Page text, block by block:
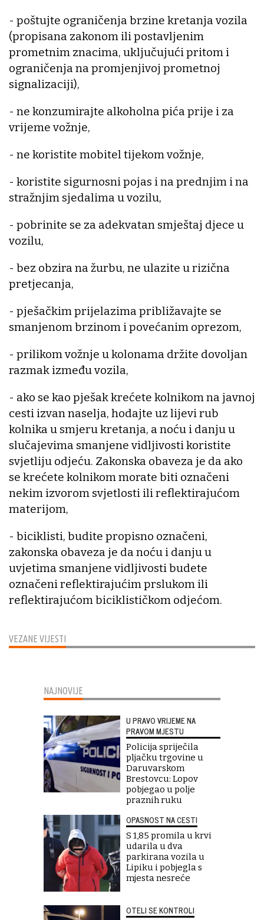
VEZANE VIJESTI
- poštujte ograničenja brzine kretanja vozila
(propisana zakonom ili postavljenim
prometnim znacima, uključujući pritom i
ograničenja na promjenjivoj prometnoj
signalizaciji),
- ne konzumirajte alkoholna pića prije i za
vrijeme vožnje,
- ne koristite mobitel tijekom vožnje,
- koristite sigurnosni pojas i na prednjim i na
stražnjim sjedalima u vozilu,
- pobrinite se za adekvatan smještaj djece u
vozilu,
- bez obzira na žurbu, ne ulazite u rizična
pretjecanja,
- pješačkim prijelazima približavajte se
smanjenom brzinom i povećanim oprezom,
- prilikom vožnje u kolonama držite dovoljan
razmak između vozila,
- ako se kao pješak krećete kolnikom na javnoj
cesti izvan naselja, hodajte uz lijevi rub
kolnika u smjeru kretanja, a noću i danju u
slučajevima smanjene vidljivosti koristite
svjetliju odjeću. Zakonska obaveza je da ako
se krećete kolnikom morate biti označeni
nekim izvorom svjetlosti ili reflektirajućom
materijom,
- biciklisti, budite propisno označeni,
zakonska obaveza je da noću i danju u
uvjetima smanjene vidljivosti budete
označeni reflektirajućim prslukom ili
reflektirajućom biciklističkom odjećom.
NAJNOVIJE
U PRAVO VRIJEME NA
PRAVOM MJESTU
Policija spriječila
pljačku trgovine u
Daruvarskom
Brestovcu: Lopov
pobjegao u polje
praznih ruku
OPASNOST NA CESTI
S 1,85 promila u krvi
udarila u dva
parkirana vozila u
Lipiku i pobjegla s
mjesta nesreće
OTELI SE KONTROLI